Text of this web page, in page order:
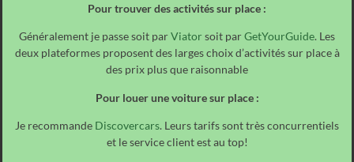
Pour trouver des activités sur place :
Généralement je passe soit parViator soit parGetYourGuide. Les
deux plateformes proposent des larges choix d’activités sur place à
des prix plus que raisonnable
Pour louer une voiture sur place :
Je recommande Discovercars. Leurs tarifs sont très concurrentiels
et le service client est au top!